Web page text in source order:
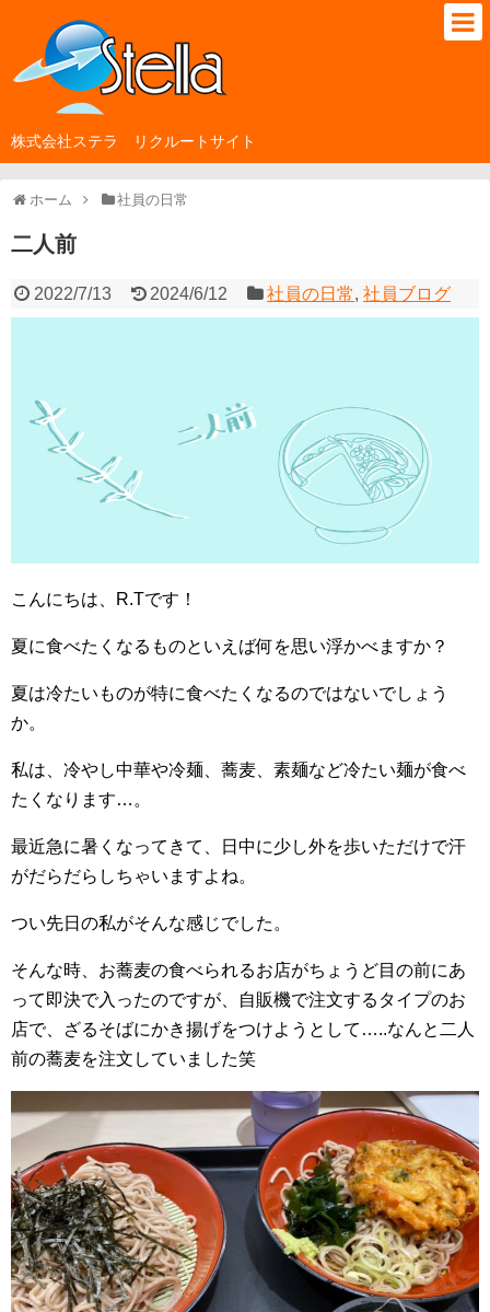
株式会社ステラ リクルートサイト
ホーム 社員の日常
二人前
2022/7/13 2024/6/12 社員の日常,社員ブログ
こんにちは、R.Tです！
夏に食べたくなるものといえば何を思い浮かべますか？
夏は冷たいものが特に食べたくなるのではないでしょう
か。
私は、冷やし中華や冷麺、蕎麦、素麺など冷たい麺が食べ
たくなります…。
最近急に暑くなってきて、日中に少し外を歩いただけで汗
がだらだらしちゃいますよね。
つい先日の私がそんな感じでした。
そんな時、お蕎麦の食べられるお店がちょうど目の前にあ
って即決で入ったのですが、自販機で注文するタイプのお
店で、ざるそばにかき揚げをつけようとして…..なんと二人
前の蕎麦を注文していました笑